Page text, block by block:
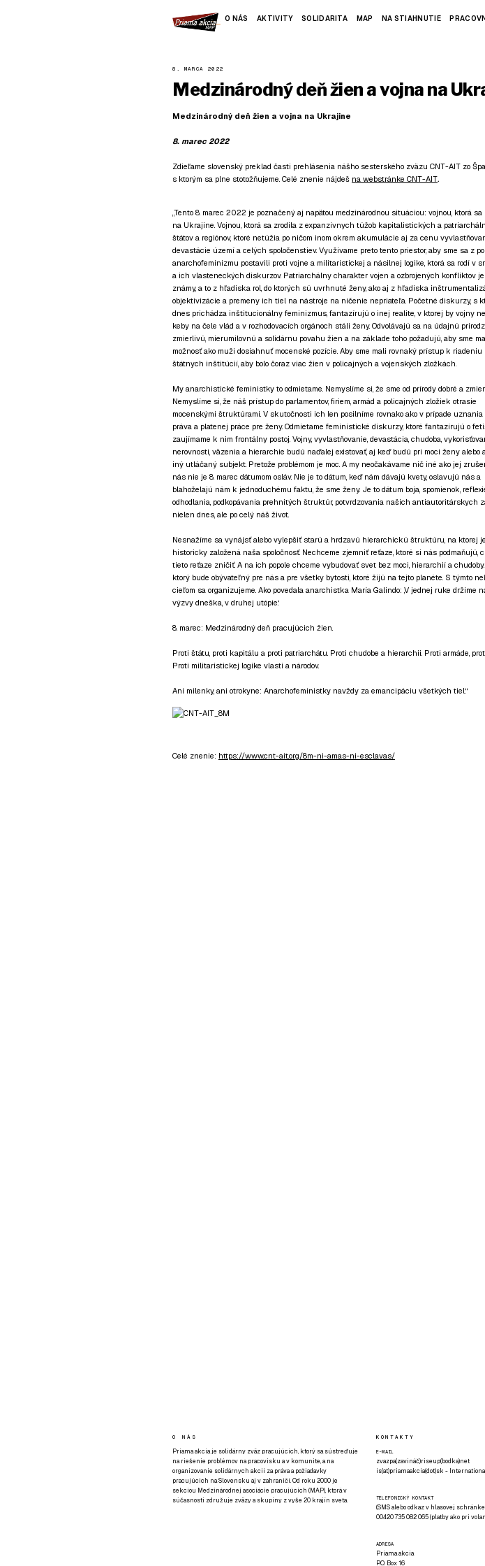
O NÁS AKTIVITY SOLIDARITA MAP NA STIAHNUTIE
8. MARCA 2022
Medzinárodný deň žien a vojna na
Medzinárodný deň žien a vojna na Ukrajine
8. marec 2022
Zdieľame slovenský preklad časti prehlásenia nášho sesterského zväzu CNT-AIT zo
s ktorým sa plne stotožňujeme. Celé znenie nájdeš na webstránke CNT-AIT.
„Tento 8. marec 2022 je poznačený aj napätou medzinárodnou situáciou: vojnou, ktorá
na Ukrajine. Vojnou, ktorá sa zrodila z expanzívnych túžob kapitalistických a
štátov a regiónov, ktoré netúžia po ničom inom okrem akumulácie aj za cenu
devastácie území a celých spoločenstiev. Využívame preto tento priestor, aby sme sa z
anarchofeminizmu postavili proti vojne a militaristickej a násilnej logike, ktorá sa rodí v
a ich vlasteneckých diskurzov. Patriarchálny charakter vojen a ozbrojených konfliktov je
známy, a to z hľadiska rol, do ktorých sú uvrhnuté ženy, ako aj z hľadiska
objektivizácie a premeny ich tiel na nástroje na ničenie nepriateľa. Početné diskurzy, s
dnes prichádza inštitucionálny feminizmus, fantazírujú o inej realite, v ktorej by vojny
keby na čele vlád a v rozhodovacích orgánoch stáli ženy. Odvolávajú sa na údajnú
zmierlivú, mierumilovnú a solidárnu povahu žien a na základe toho požadujú, aby sme
možnosť ako muži dosiahnuť mocenské pozície. Aby sme mali rovnaký prístup k riadeniu
štátnych inštitúcií, aby bolo čoraz viac žien v policajných a vojenských zložkách.
My anarchistické feministky to odmietame. Nemyslíme si, že sme od prírody dobré a
Nemyslíme si, že náš prístup do parlamentov, firiem, armád a policajných zložiek otrasie
mocenskými štruktúrami. V skutočnosti ich len posilníme rovnako ako v prípade uznania
práva a platenej práce pre ženy. Odmietame feministické diskurzy, ktoré fantazírujú o
zaujímame k nim frontálny postoj. Vojny, vyvlastňovanie, devastácia, chudoba,
nerovnosti, väzenia a hierarchie budú naďalej existovať, aj keď budú pri moci ženy alebo
iný utláčaný subjekt. Pretože problémom je moc. A my neočakávame nič iné ako jej
nás nie je 8. marec dátumom osláv. Nie je to dátum, keď nám dávajú kvety, oslavujú nás a
blahoželajú nám k jednoduchému faktu, že sme ženy. Je to dátum boja, spomienok,
odhodlania, podkopávania prehnitých štruktúr, potvrdzovania našich antiautoritárskych
nielen dnes, ale po celý náš život.
Nesnažíme sa vynájsť alebo vylepšiť starú a hrdzavú hierarchickú štruktúru, na ktorej je
historicky založená naša spoločnosť. Nechceme zjemniť reťaze, ktoré si nás podmaňujú,
tieto reťaze zničiť. A na ich popole chceme vybudovať svet bez moci, hierarchií a
ktorý bude obývateľný pre nás a pre všetky bytosti, ktoré žijú na tejto planéte. S týmto
cieľom sa organizujeme. Ako povedala anarchistka María Galindo: ‚V jednej ruke držíme
výzvy dneška, v druhej utópie.‘
8. marec: Medzinárodný deň pracujúcich žien.
Proti štátu, proti kapitálu a proti patriarchátu. Proti chudobe a hierarchii. Proti armáde,
Proti militaristickej logike vlasti a národov.
Ani milenky, ani otrokyne: Anarchofeministky navždy za emancipáciu všetkých tiel.“
Celé znenie: https://www.cnt-ait.org/8m-ni-amas-ni-esclavas/
O NÁS
Priama akcia je solidárny zväz pracujúcich, ktorý sa sústreďuje
na riešenie problémov na pracovisku a v komunite, a na
organizovanie solidárnych akcií za práva a požiadavky
pracujúcich na Slovensku aj v zahraničí. Od roku 2000 je
sekciou Medzinárodnej asociácie pracujúcich (MAP), ktorá v
súčasnosti združuje zväzy a skupiny z vyše 20 krajín sveta.
KONTAKTY
E-MAIL
zvazpa(zavináč)riseup(bodka)net
is(at)priamaakcia(dot)sk -
TELEFONICKÝ KONTAKT
(SMS alebo odkaz v hlasovej
00420 735 082 065 (platby ako pri
ADRESA
Priama akcia
P.O. Box 16